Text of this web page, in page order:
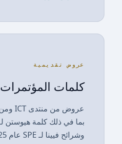
عروض تقديمية
كلمات المؤتمرات
وشرائح فيينا لـ SPE عام 2025.